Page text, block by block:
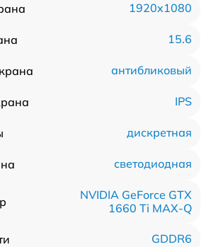
1920x1080
15.6
антибликовый
IPS
дискретная
светодиодная
NVIDIA GeForce GTX
1660 Ti MAX-Q
GDDR6